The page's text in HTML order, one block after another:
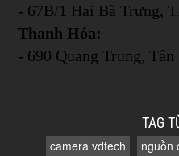
- 67B/1 Hai Bà Trưng,
Thanh Hóa:
- 690 Quang Trung, Tân
TAG
camera vdtech nguồn